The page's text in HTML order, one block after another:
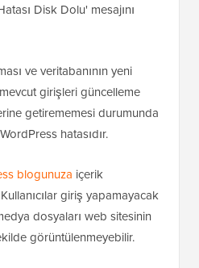
Disk Dolu' mesajını
ve veritabanının yeni
girişleri güncelleme
getirememesi durumunda
hatasıdır.
blogunuza içerik
giriş yapamayacak
dosyaları web sitesinin
görüntülenmeyebilir.